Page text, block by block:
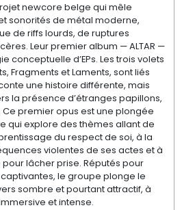
newcore belge qui mêle
sonorités de métal moderne,
de riffs lourds, de ruptures
Leur premier album — ALTAR —
conceptuelle d’EPs. Les trois volets
Fragments et Laments, sont liés
une histoire différente, mais
la présence d’étranges papillons,
premier opus est une plongée
qui explore des thèmes allant de
du respect de soi, à la
violentes de ses actes et à
lâcher prise. Réputés pour
le groupe plonge le
sombre et pourtant attractif, à
et intense.